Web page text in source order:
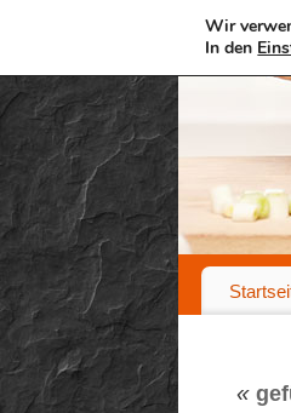
«
Wir
In den